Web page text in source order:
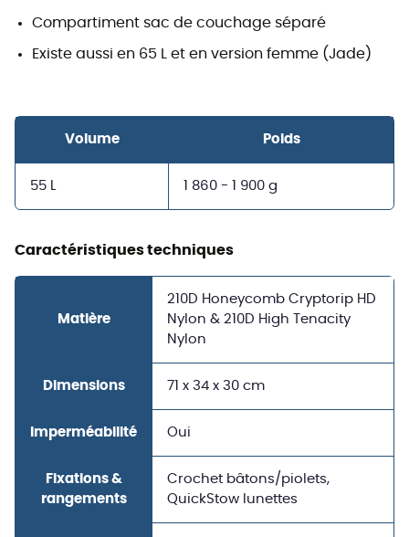
Compartiment sac de couchage séparé
Existe aussi en 65 L et en version femme (Jade)
Volume Poids
55 L 1 860 - 1 900 g
Caractéristiques techniques
Matière
210D Honeycomb Cryptorip HD
Nylon & 210D High Tenacity
Nylon
Dimensions 71 x 34 x 30 cm
Imperméabilité Oui
Fixations &
rangements
Crochet bâtons/piolets,
QuickStow lunettes